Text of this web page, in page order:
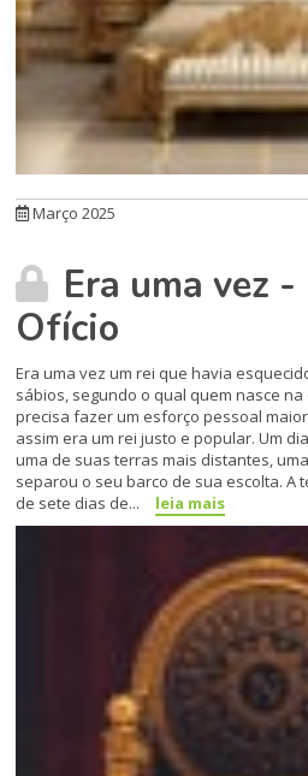
Março 2025
Era uma vez -
Ofício
Era uma vez um rei que havia
sábios, segundo o qual quem nasce
precisa fazer um esforço pessoal
assim era um rei justo e popular. Um
uma de suas terras mais distantes,
separou o seu barco de sua escolta. A
de sete dias de...
leia mais